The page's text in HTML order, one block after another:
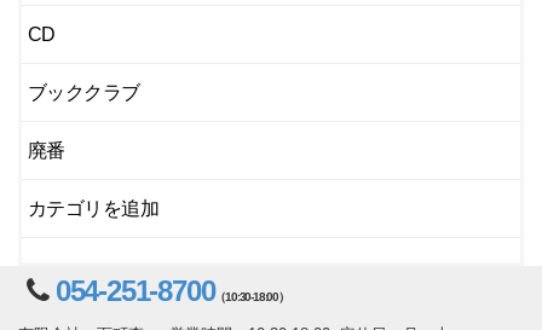
CD
ブッククラブ
廃番
カテゴリを追加
054-251-8700（10:30-18:00）